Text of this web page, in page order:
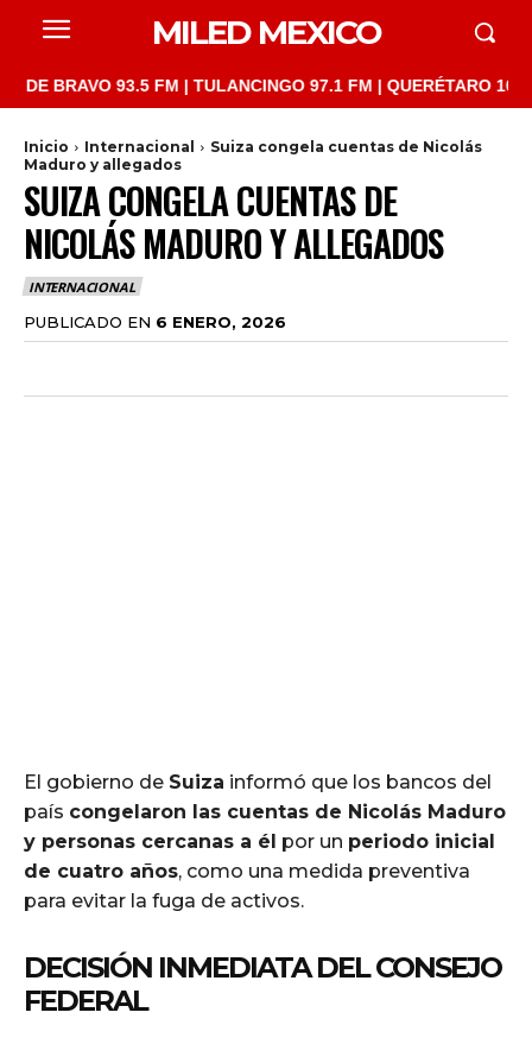
MILED MEXICO
93.5 FM | TULANCINGO 97.1 FM | QUERÉTARO 103.1
Inicio Internacional
Suiza congela cuentas de Nicolás
Maduro y allegados
SUIZA CONGELA CUENTAS DE
NICOLÁS MADURO Y ALLEGADOS
INTERNACIONAL
PUBLICADO EN 6 ENERO, 2026
El gobierno de Suiza informó que los bancos del
país congelaron las cuentas de Nicolás Maduro
y personas cercanas a él por un periodo inicial
de cuatro años, como una medida preventiva
para evitar la fuga de activos.
DECISIÓN INMEDIATA DEL CONSEJO
FEDERAL